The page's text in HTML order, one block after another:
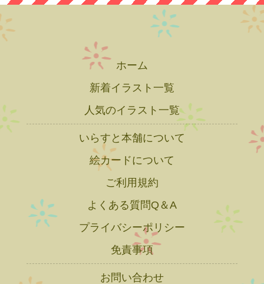
ホーム
新着イラスト一覧
人気のイラスト一覧
いらすと本舗について
絵カードについて
ご利用規約
よくある質問Q＆A
プライバシーポリシー
免責事項
お問い合わせ